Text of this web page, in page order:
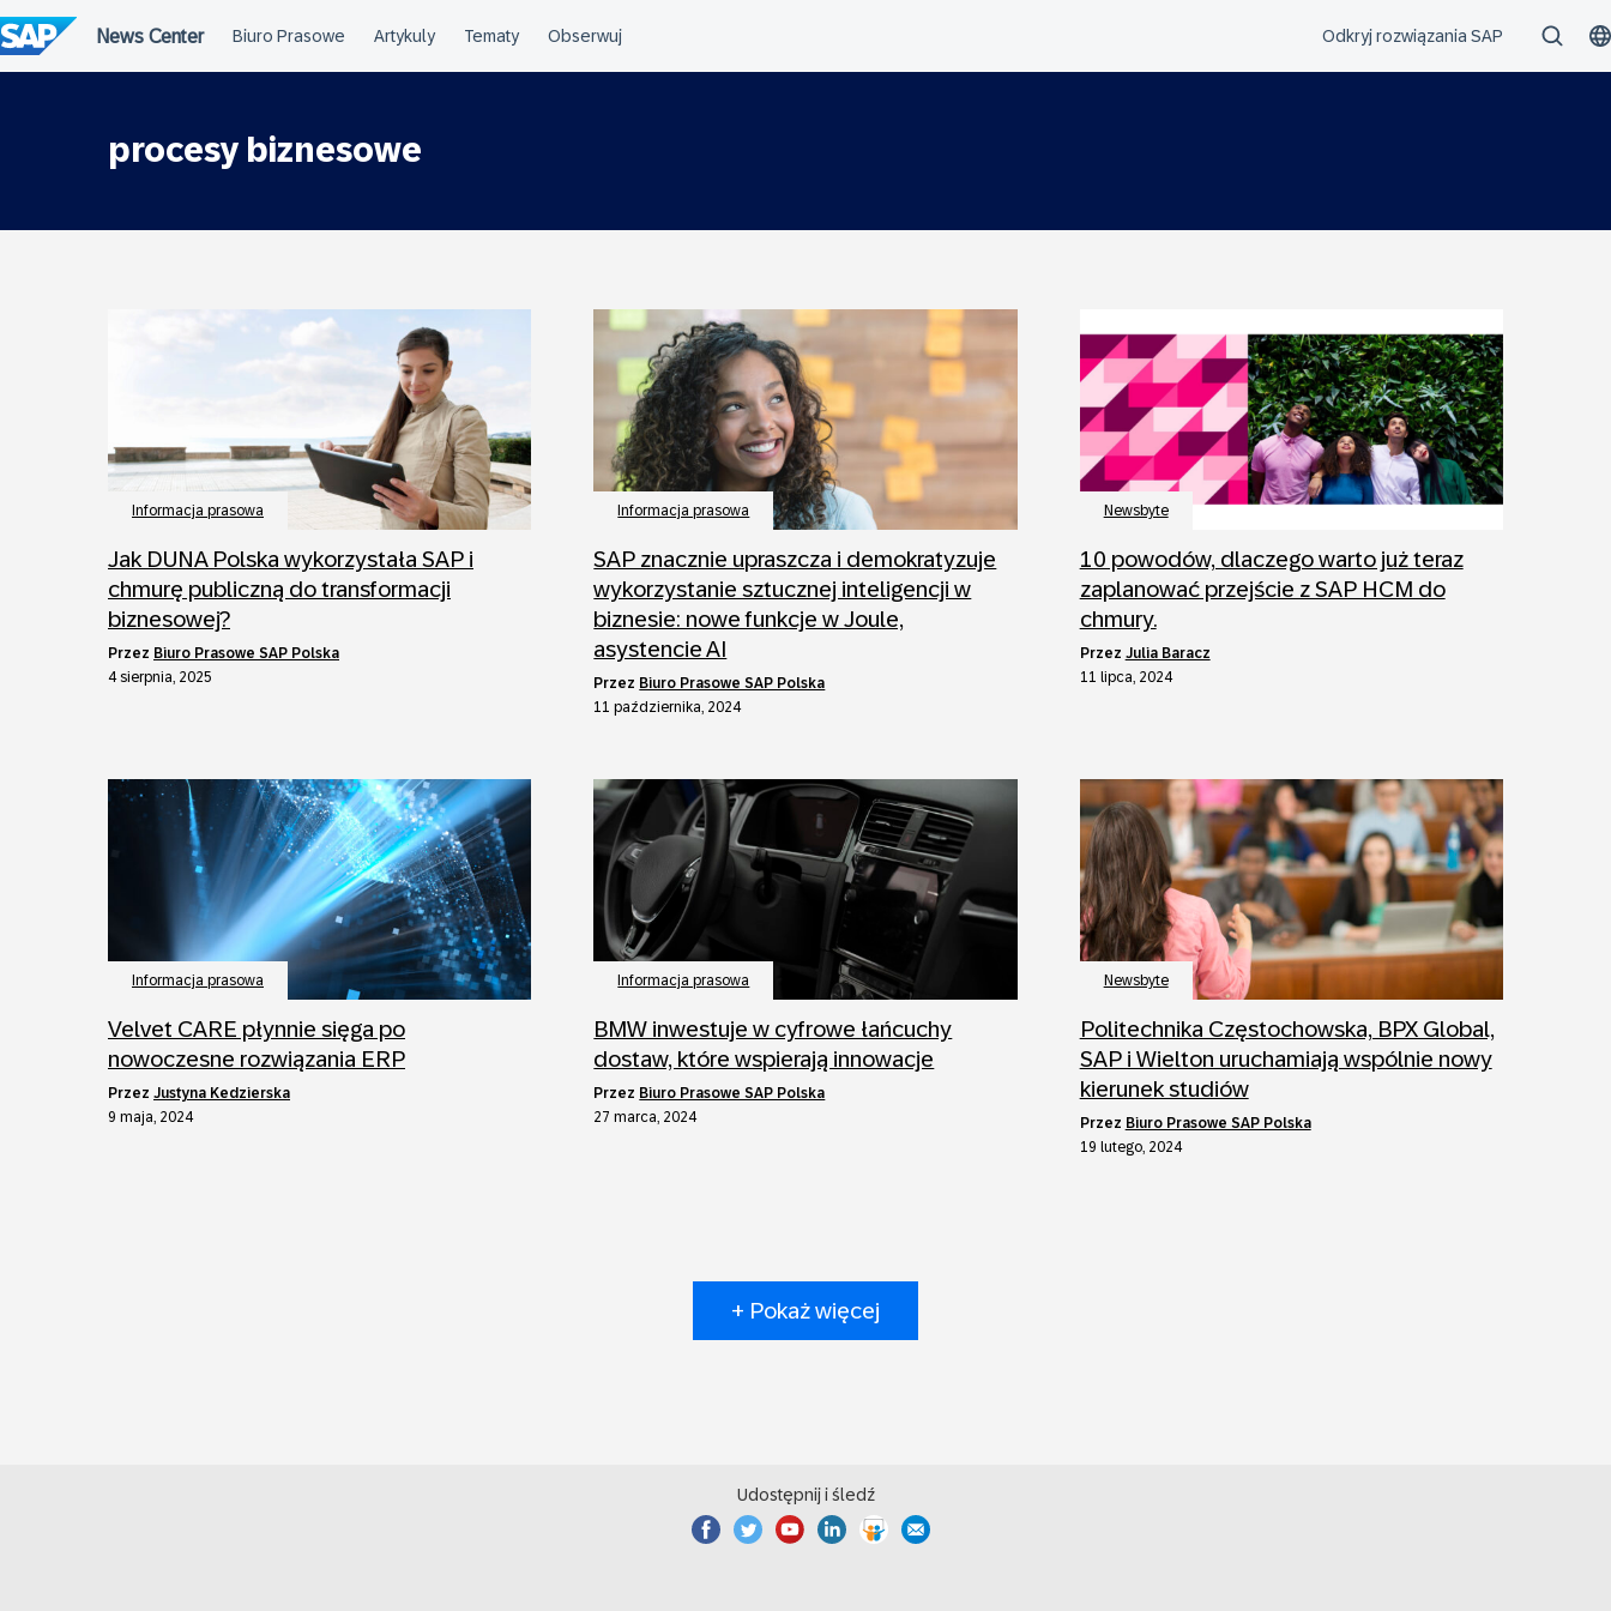
do
treści
procesy biznesowe
Informacja prasowa
Jak DUNA Polska wykorzystała SAP i
chmurę publiczną do transformacji
biznesowej?
przez Biuro Prasowe SAP Polska
4 sierpnia, 2025
Informacja prasowa
SAP znacznie upraszcza i demokratyzuje
wykorzystanie sztucznej inteligencji w
biznesie: nowe funkcje w Joule,
asystencie AI
przez Biuro Prasowe SAP Polska
11 października, 2024
Newsbyte
10 powodów, dlaczego warto już teraz
zaplanować przejście z SAP HCM do
chmury.
przez Julia Baracz
11 lipca, 2024
Informacja prasowa
Velvet CARE płynnie sięga po
nowoczesne rozwiązania ERP
przez Justyna Kedzierska
9 maja, 2024
Informacja prasowa
BMW inwestuje w cyfrowe łańcuchy
dostaw, które wspierają innowacje
przez Biuro Prasowe SAP Polska
27 marca, 2024
Newsbyte
Politechnika Częstochowska, BPX Global,
SAP i Wielton uruchamiają wspólnie nowy
kierunek studiów
przez Biuro Prasowe SAP Polska
19 lutego, 2024
+ Pokaż więcej
Udostępnij i śledź